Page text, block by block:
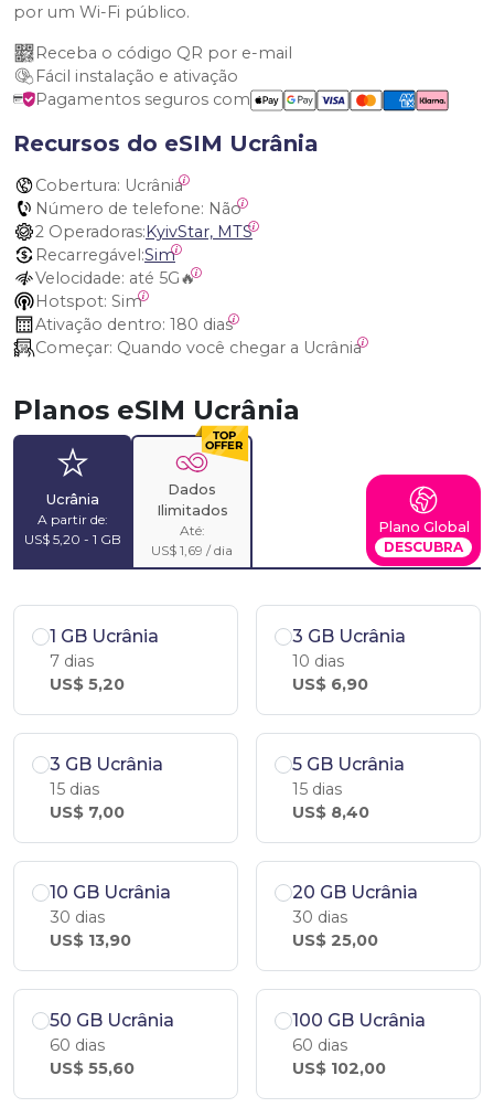
por um Wi-Fi público.
Receba o código QR por e-mail
Fácil instalação e ativação
Pagamentos seguros com
Recursos do eSIM Ucrânia
Cobertura: Ucrânia
Número de telefone: Não
2 Operadoras:KyivStar, MTS
Recarregável:Sim
Velocidade: até 5G🔥
Hotspot: Sim
Ativação dentro: 180 dias
Começar: Quando você chegar a Ucrânia
Planos eSIM Ucrânia
Ucrânia
A partir de:
US$ 5,20 - 1 GB
Dados
Ilimitados
Até:
US$ 1,69 / dia
Plano Global
DESCUBRA
1 GB Ucrânia
7 dias
US$ 5,20
3 GB Ucrânia
10 dias
US$ 6,90
3 GB Ucrânia
15 dias
US$ 7,00
5 GB Ucrânia
15 dias
US$ 8,40
10 GB Ucrânia
30 dias
US$ 13,90
20 GB Ucrânia
30 dias
US$ 25,00
50 GB Ucrânia
60 dias
US$ 55,60
100 GB Ucrânia
60 dias
US$ 102,00